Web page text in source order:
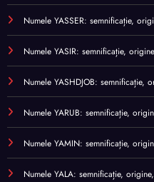
Numele YASSER: semnificație,
Numele YASIR: semnificație,
Numele YASHDJOB: semnificație,
Numele YARUB: semnificație,
Numele YAMIN: semnificație,
Numele YALA: semnificație,